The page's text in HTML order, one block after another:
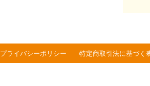
プライバシーポリシー 特定商取引法に基づく